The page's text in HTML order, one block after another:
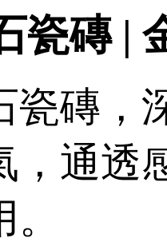
瓷磚 |
磚
，通
。